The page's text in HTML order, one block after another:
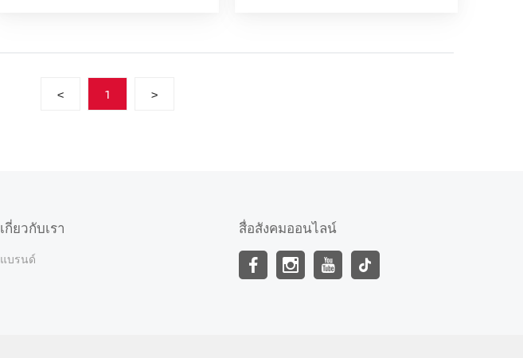
< 1 >
เกี่ยวกับเรา
แบรนด์
สื่อสังคมออนไลน์